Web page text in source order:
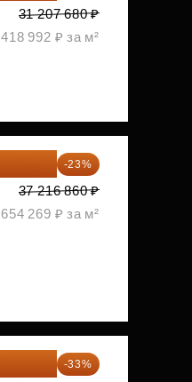
31 207 680 ₽
418 992 ₽ за м²
-23%
37 216 860 ₽
654 269 ₽ за м²
-33%